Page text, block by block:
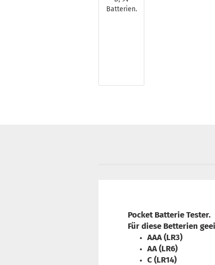
Pocket Batterie Tester.
Für diese Betterien
AAA (LR3)
AA (LR6)
C (LR14)